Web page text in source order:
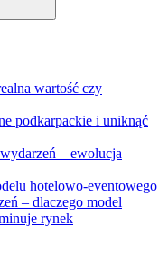
wartość czy
podkarpackie i uniknąć
– ewolucja
hotelowo-eventowego
– dlaczego model
rynek